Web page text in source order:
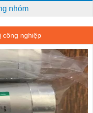
nhóm
công nghiệp